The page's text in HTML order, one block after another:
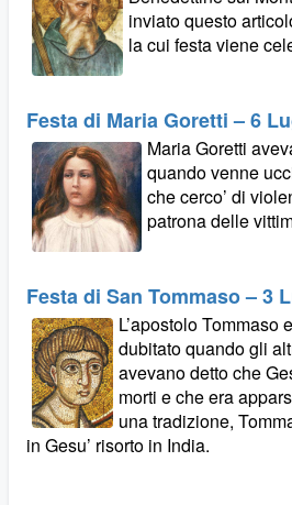
inviato questo
la cui festa viene
Festa di Maria Goretti – 6
Maria Goretti
quando venne
che cerco’ di
patrona delle
Festa di San Tommaso – 3
L’apostolo Tommaso
dubitato quando gli
avevano detto che
morti e che era
una tradizione,
in Gesu’ risorto in India.